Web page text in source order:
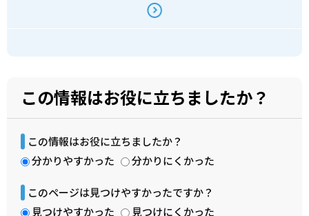
この情報はお役に立ちましたか？
この情報はお役に立ちましたか？
分かりやすかった
分かりにくかった
このページは見つけやすかったですか？
見つけやすかった
見つけにくかった